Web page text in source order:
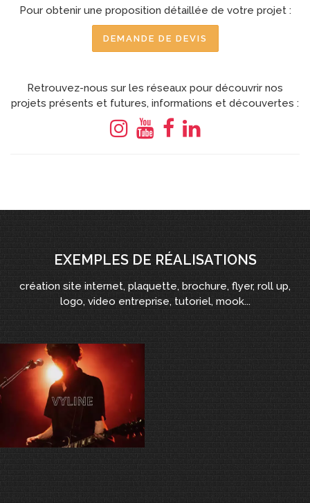
Pour obtenir une proposition détaillée de votre projet :
DEMANDE DE DEVIS
Retrouvez-nous sur les réseaux pour découvrir nos
projets présents et futures, informations et découvertes :
EXEMPLES DE RÉALISATIONS
création site internet, plaquette, brochure, flyer, roll up,
logo, video entreprise, tutoriel, mook...